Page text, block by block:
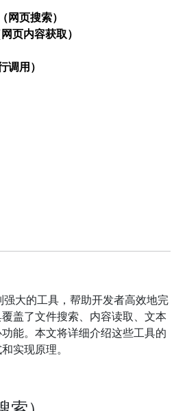
页搜索）
页内容获取）
用）
大的工具，帮助开发者高效地完
盖了文件搜索、内容读取、文本
能。本文将详细介绍这些工具的
实现原理。